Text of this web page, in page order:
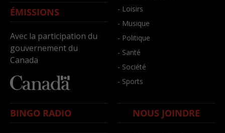
ÉMISSIONS
Avec la participation du
gouvernement du
Canada
- Loisirs
- Musique
- Politique
- Santé
- Société
- Sports
BINGO RADIO NOUS JOINDRE